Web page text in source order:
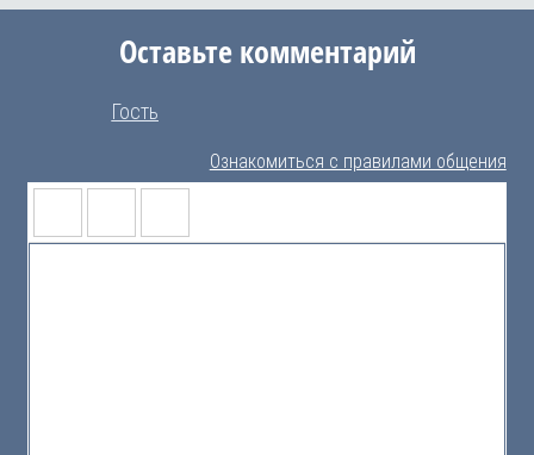
Оставьте комментарий
Гость
Ознакомиться с правилами общения